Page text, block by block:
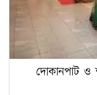
দোকানপাট ও